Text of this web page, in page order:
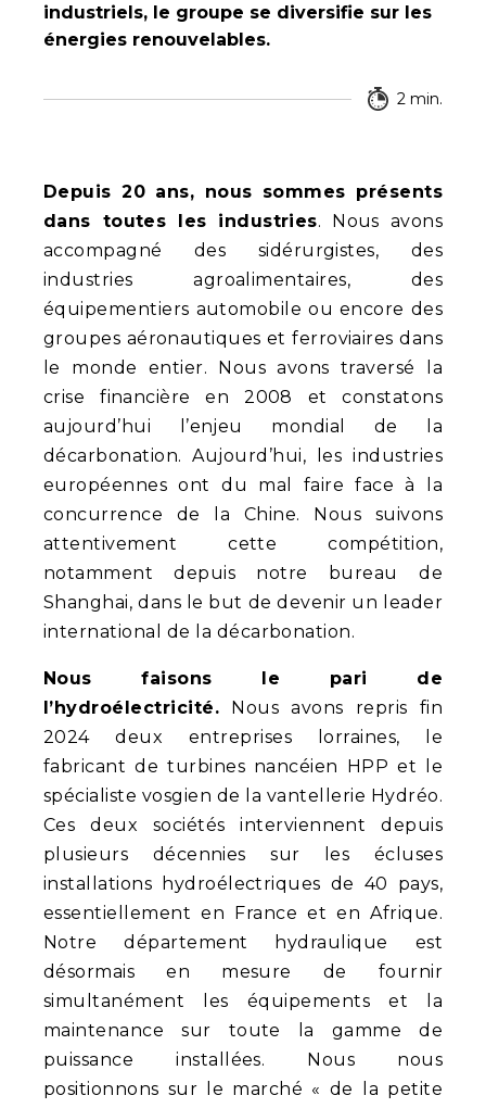
industriels, le groupe se diversifie sur les
énergies renouvelables.
2 min.
Depuis 20 ans, nous sommes présents
dans toutes les industries. Nous avons
accompagné des sidérurgistes, des
industries agroalimentaires, des
équipementiers automobile ou encore des
groupes aéronautiques et ferroviaires dans
le monde entier. Nous avons traversé la
crise financière en 2008 et constatons
aujourd’hui l’enjeu mondial de la
décarbonation. Aujourd’hui, les industries
européennes ont du mal faire face à la
concurrence de la Chine. Nous suivons
attentivement cette compétition,
notamment depuis notre bureau de
Shanghai, dans le but de devenir un leader
international de la décarbonation.
Nous faisons le pari de
l’hydroélectricité. Nous avons repris fin
2024 deux entreprises lorraines, le
fabricant de turbines nancéien HPP et le
spécialiste vosgien de la vantellerie Hydréo.
Ces deux sociétés interviennent depuis
plusieurs décennies sur les écluses
installations hydroélectriques de 40 pays,
essentiellement en France et en Afrique.
Notre département hydraulique est
désormais en mesure de fournir
simultanément les équipements et la
maintenance sur toute la gamme de
puissance installées. Nous nous
positionnons sur le marché « de la petite